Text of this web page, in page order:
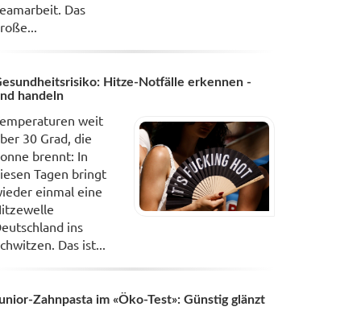
Das
Hitze-Notfälle erkennen -
handeln
weit
30 Grad, die
brennt: In
Tagen bringt
einmal eine
ins
Das ist...
Zahnpasta im «Öko-Test»: Günstig glänzt